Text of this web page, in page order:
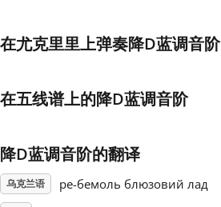
Polski
在尤克里里上弹奏降D蓝调音阶
在五线谱上的降D蓝调音阶
降D蓝调音阶的翻译
乌克兰语 ре-бемоль блюзовий лад